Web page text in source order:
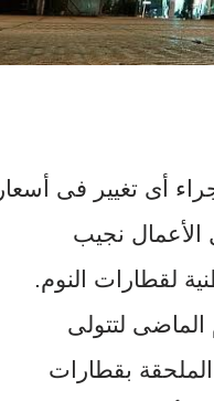
أى تغيير فى أسعار
الأعمال نجيب
لقطارات النوم.
الماضى لتتولى
بقطارات